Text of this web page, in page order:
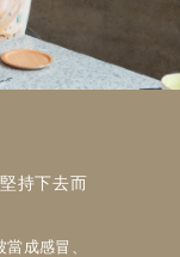
持下去而
成感冒、